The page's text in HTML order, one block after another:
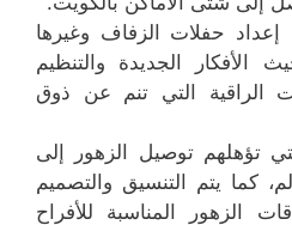
حفلات الزفاف وغيرها
الأفكار الجديدة والتنظيم
الراقية التي تنم عن ذوق
تؤهلهم توصيل الزهور إلى
كما يتم التنسيق والتصميم
الزهور المناسبة للأفراح